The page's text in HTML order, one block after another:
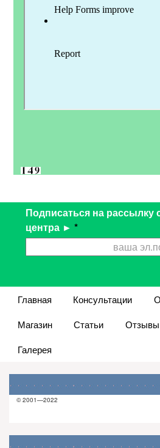
Подписаться на рассылку
центра ► *
Главная Консультации
Магазин
Статьи Отзывы
Галерея
© 2001—2022